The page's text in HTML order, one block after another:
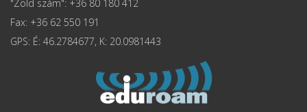
"Zöld szám": +36 80 180 412
Fax: +36 62 550 191
GPS: É: 46.2784677, K: 20.0981443